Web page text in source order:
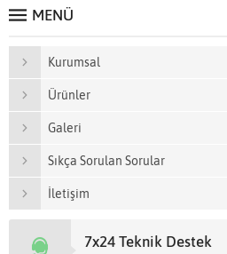
MENÜ
Kurumsal
Ürünler
Galeri
Sıkça Sorulan Sorular
İletişim
7x24 Teknik Destek